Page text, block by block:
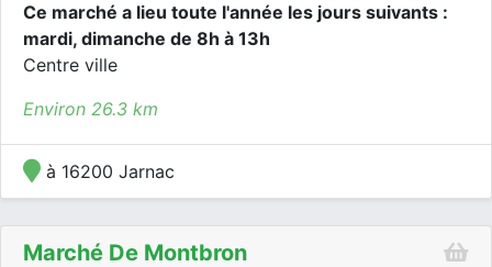
Ce marché a lieu toute l'année les jours suivants :
mardi, dimanche de 8h à 13h
Centre ville
Environ 26.3 km
à 16200 Jarnac
Marché De Montbron